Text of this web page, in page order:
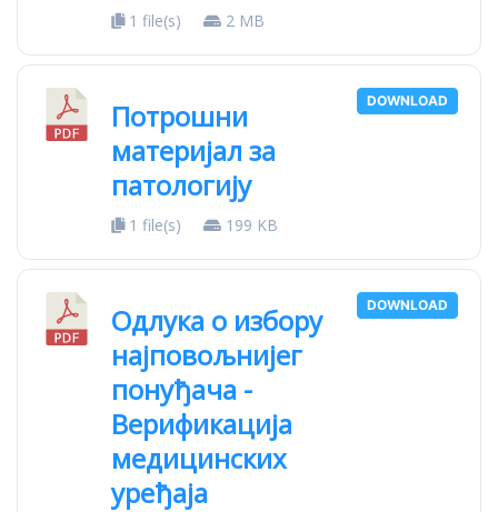
1 file(s) 2 MB
Потрошни
материјал за
патологију
1 file(s) 199 KB
DOWNLOAD
Одлука о избору
најповољнијег
понуђача -
Верификација
медицинских
уређаја
DOWNLOAD